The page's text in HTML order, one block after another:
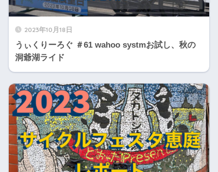
2023年10月18日
うぃくりーろぐ ＃61 wahoo systmお試し、秋の
洞爺湖ライド